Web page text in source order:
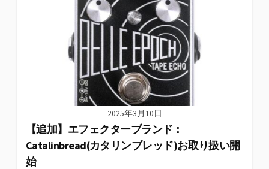
2025年3月10日
【追加】エフェクターブランド：
Catalinbread(カタリンブレッド)お取り扱い開
始